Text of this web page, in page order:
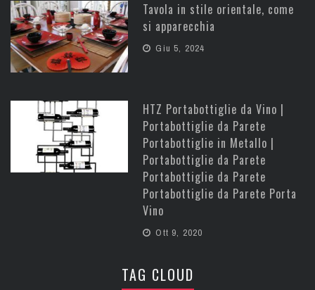
Tavola in stile orientale, come
si apparecchia
Giu 5, 2024
HTZ Portabottiglie da Vino |
Portabottiglie da Parete
Portabottiglie in Metallo |
Portabottiglie da Parete
Portabottiglie da Parete
Portabottiglie da Parete Porta
Vino
Ott 9, 2020
TAG CLOUD